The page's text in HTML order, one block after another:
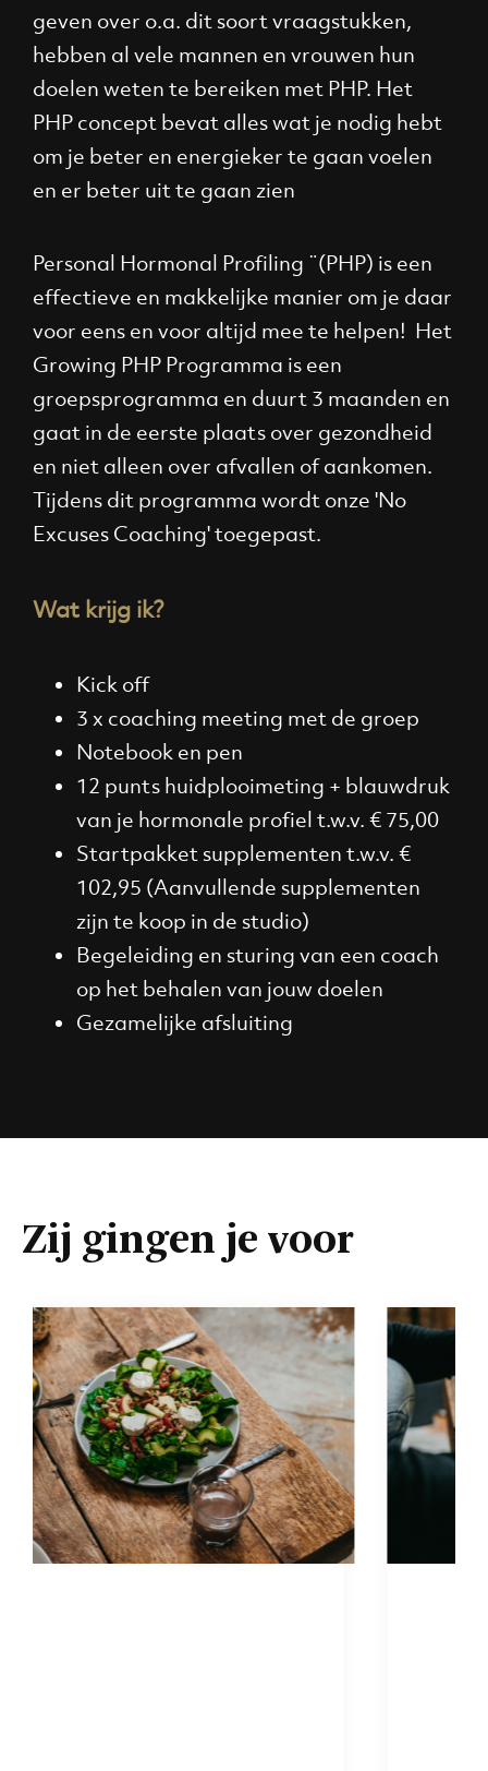
geven over o.a. dit soort vraagstukken,
hebben al vele mannen en vrouwen hun
doelen weten te bereiken met PHP. Het
PHP concept bevat alles wat je nodig hebt
om je beter en energieker te gaan voelen
en er beter uit te gaan zien
Personal Hormonal Profiling ¨(PHP) is een
effectieve en makkelijke manier om je daar
voor eens en voor altijd mee te helpen! Het
Growing PHP Programma is een
groepsprogramma en duurt 3 maanden en
gaat in de eerste plaats over gezondheid
en niet alleen over afvallen of aankomen.
Tijdens dit programma wordt onze 'No
Excuses Coaching' toegepast.
Wat krijg ik?
Kick off
3 x coaching meeting met de groep
Notebook en pen
12 punts huidplooimeting + blauwdruk
van je hormonale profiel t.w.v. € 75,00
Startpakket supplementen t.w.v. €
102,95 (Aanvullende supplementen
zijn te koop in de studio)
Begeleiding en sturing van een coach
op het behalen van jouw doelen
Gezamelijke afsluiting
Zij gingen je voor